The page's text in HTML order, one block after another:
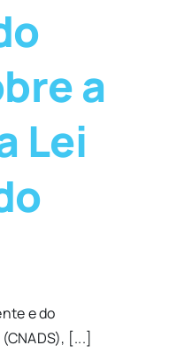
a
Lei
e do
[...]